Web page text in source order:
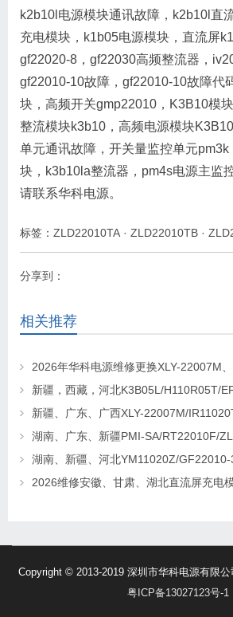
k2b10l电源模块通讯故障，k2b10l直
充电模块，k1b05电源模块，直流屏
gf22020-8，gf22030高频整流器，
gf22010-10故障，gf22010-10故障代
块，高频开关gmp22010，K3B10模
整流模块k3b10，高频电源模块
单元通讯故障，开关量监控单元
块，k3b10la整流器，pm4s电源主监
请联系华科电源。
标签： ZLD22010TA · ZLD22010TB ·
分享到：
相关推荐
Copyright © 2013-2019 深圳市华科电源有限公
粤ICP备13027123号-1